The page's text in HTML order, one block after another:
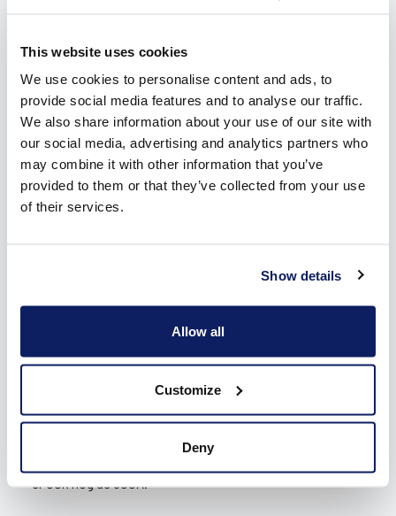
This website uses cookies
We use cookies to personalise content and ads, to
provide social media features and to analyse our traffic.
We also share information about your use of our site with
our social media, advertising and analytics partners who
may combine it with other information that you’ve
provided to them or that they’ve collected from your use
of their services.
Show details
Allow all
Customize
Deny
Onze drie types zonneluifels in Krombeke
voorprofielen voor een scherp, recht ontwerp. Van landelijk
en rustiek tot modern en strak, voor elke renovatie- of
nieuwbouwwoning is dit een ideaal design. Met de
weer gezellig onder je zonnescherm in Krombeke.
De 700X heeft alle kenmerken van de 700LX, maar geen
er ook nog de 500X.